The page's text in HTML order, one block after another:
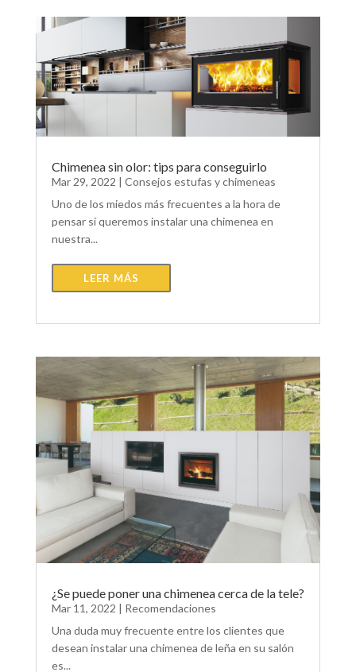
Chimenea sin olor: tips para conseguirlo
Mar 29, 2022 | Consejos estufas y chimeneas
Uno de los miedos más frecuentes a la hora de
pensar si queremos instalar una chimenea en
nuestra...
LEER MÁS
¿Se puede poner una chimenea cerca de la tele?
Mar 11, 2022 | Recomendaciones
Una duda muy frecuente entre los clientes que
desean instalar una chimenea de leña en su salón
es...